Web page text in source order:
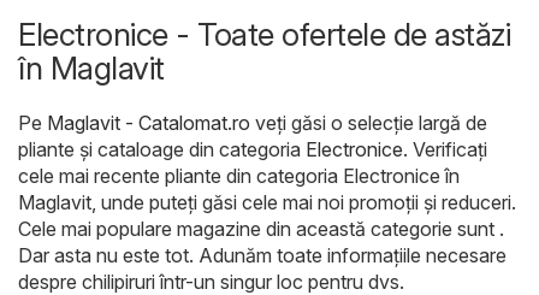
Electronice - Toate ofertele de astăzi
în Maglavit
Pe Maglavit - Catalomat.ro veți găsi o selecție largă de
pliante și cataloage din categoria Electronice. Verificați
cele mai recente pliante din categoria Electronice în
Maglavit, unde puteți găsi cele mai noi promoții și reduceri.
Cele mai populare magazine din această categorie sunt .
Dar asta nu este tot. Adunăm toate informațiile necesare
despre chilipiruri într-un singur loc pentru dvs.